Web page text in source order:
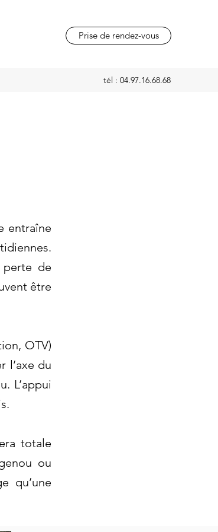
Prise de rendez-vous
tél : 04.97.16.68.68
entraîne
perte de
être
OTV)
l’axe du
L’appui
totale
ou
qu’une